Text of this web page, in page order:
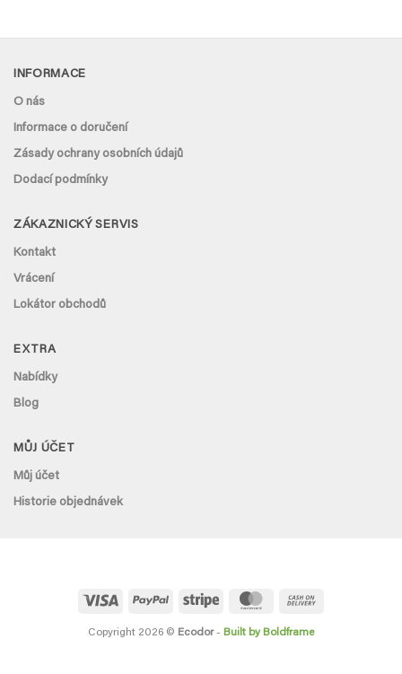
INFORMACE
O nás
Informace o doručení
Zásady ochrany osobních údajů
Dodací podmínky
ZÁKAZNICKÝ SERVIS
Kontakt
Vrácení
Lokátor obchodů
EXTRA
Nabídky
Blog
MŮJ ÚČET
Můj účet
Historie objednávek
Visa PayPal Stripe MasterCard
Copyright 2026 © Ecodor- Built by Boldframe